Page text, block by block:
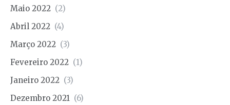
Maio 2022 (2)
Abril 2022 (4)
Março 2022 (3)
Fevereiro 2022 (1)
Janeiro 2022 (3)
Dezembro 2021 (6)